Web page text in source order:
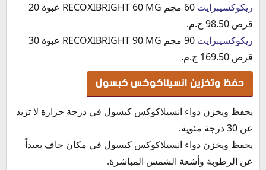
ريكوكسيبرايت
60 مجم RECOXIBRIGHT 60 MG عبوة 20
قرص 98.50 ج.م.
ريكوكسيبرايت
90 مجم RECOXIBRIGHT 90 MG عبوة 30
قرص 169.50 ج.م.
حفظ وتخزين انسيلاكوكس كبسول
يحفظ ويخزن دواء انسيلاكوكس كبسول في درجة حرارة لا تزيد
عن 30 درجة مئوية.
يحفظ ويخزن دواء انسيلاكوكس كبسول في مكان جاف بعيداً
عن الرطوبة وأشعة الشمس المباشرة.